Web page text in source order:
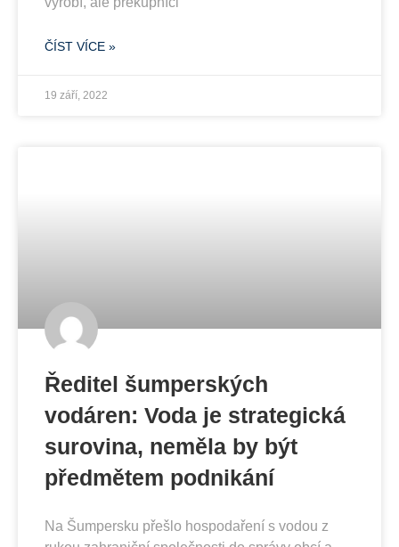
ČÍST VÍCE »
19 září, 2022
Ředitel šumperských
vodáren: Voda je strategická
surovina, neměla by být
předmětem podnikání
Na Šumpersku přešlo hospodaření s vodou z